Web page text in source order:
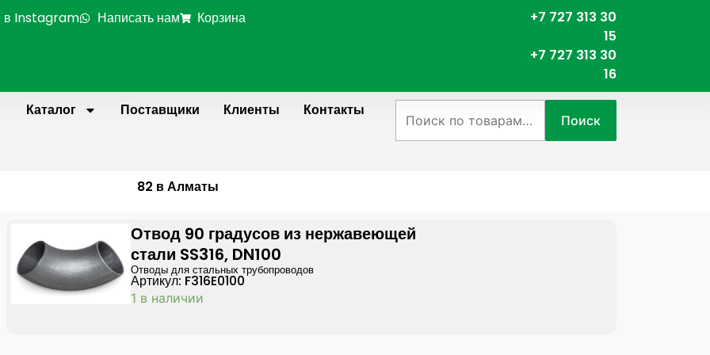
Instagram Написать нам Корзина
+7 727 313 30
15
+7 727 313 30
16
Каталог Поставщики Клиенты Контакты
Поиск
82 в Алматы
Отвод 90 градусов из нержавеющей
стали SS316, DN100
Отводы для стальных трубопроводов
Артикул: F316E0100
1 в наличии